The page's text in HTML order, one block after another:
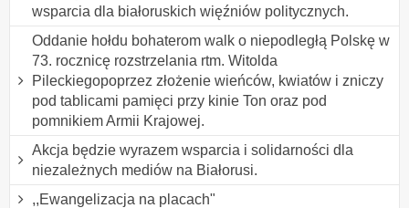
wsparcia dla białoruskich więźniów politycznych.
Oddanie hołdu bohaterom walk o niepodległą Polskę w
73. rocznicę rozstrzelania rtm. Witolda
Pileckiegopoprzez złożenie wieńców, kwiatów i zniczy
pod tablicami pamięci przy kinie Ton oraz pod
pomnikiem Armii Krajowej.
Akcja będzie wyrazem wsparcia i solidarności dla
niezależnych mediów na Białorusi.
,,Ewangelizacja na placach"